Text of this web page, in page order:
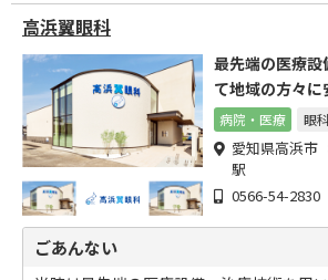
高浜翼眼科
最先端の医療
て地域の方々
提供する医療施
病院・医療 眼
愛知県高浜市
駅
0566-54-2830
ごあんない